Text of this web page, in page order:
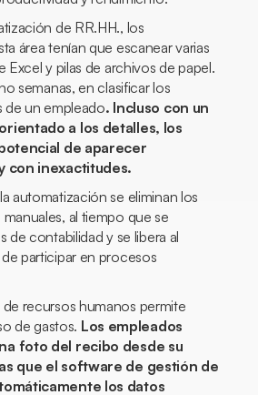
de RR.HH., los
área tenían que escanear varias
Excel y pilas de archivos de papel.
semanas, en clasificar los
de un empleado. Incluso con un
a los detalles, los
de aparecer
con inexactitudes.
automatización se eliminan los
al tiempo que se
de contabilidad y se libera al
participar en procesos
recursos humanos permite
de gastos. Los empleados
foto del recibo desde su
que el software de gestión de
los datos